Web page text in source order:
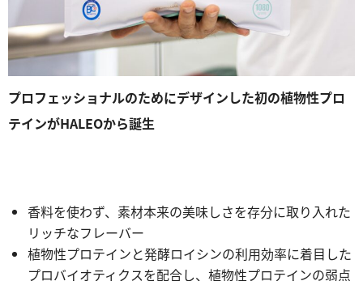
プロフェッショナルのためにデザインした初の植物性プロ
テインがHALEOから誕生
香料を使わず、素材本来の美味しさを存分に取り入れた
リッチなフレーバー
植物性プロテインと発酵ロイシンの利用効率に着目した
プロバイオティクスを配合し、植物性プロテインの弱点